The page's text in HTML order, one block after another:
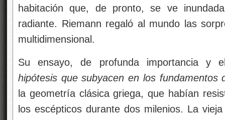
habitación que, de pronto, se ve
radiante. Riemann regaló al mundo las
multidimensional.
Su ensayo, de profunda importancia y
hipótesis que subyacen en los fundamentos
la geometría clásica griega, que habían
los escépticos durante dos milenios. La